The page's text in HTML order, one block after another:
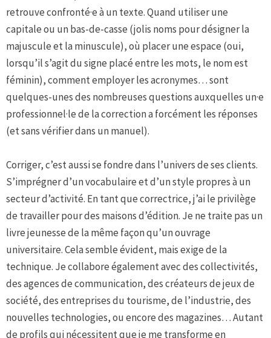
retrouve confronté·e à un texte. Quand utiliser une
capitale ou un bas-de-casse (jolis noms pour désigner la
majuscule et la minuscule), où placer une espace (oui,
lorsqu’il s’agit du signe placé entre les mots, le nom est
féminin), comment employer les acronymes… sont
quelques-unes des nombreuses questions auxquelles un·e
professionnel·le de la correction a forcément les réponses
(et sans vérifier dans un manuel).
Corriger, c’est aussi se fondre dans l’univers de ses clients.
S’imprégner d’un vocabulaire et d’un style propres à un
secteur d’activité. En tant que correctrice, j’ai le privilège
de travailler pour des maisons d’édition. Je ne traite pas un
livre jeunesse de la même façon qu’un ouvrage
universitaire. Cela semble évident, mais exige de la
technique. Je collabore également avec des collectivités,
des agences de communication, des créateurs de jeux de
société, des entreprises du tourisme, de l’industrie, des
nouvelles technologies, ou encore des magazines… Autant
de profils qui nécessitent que je me transforme en